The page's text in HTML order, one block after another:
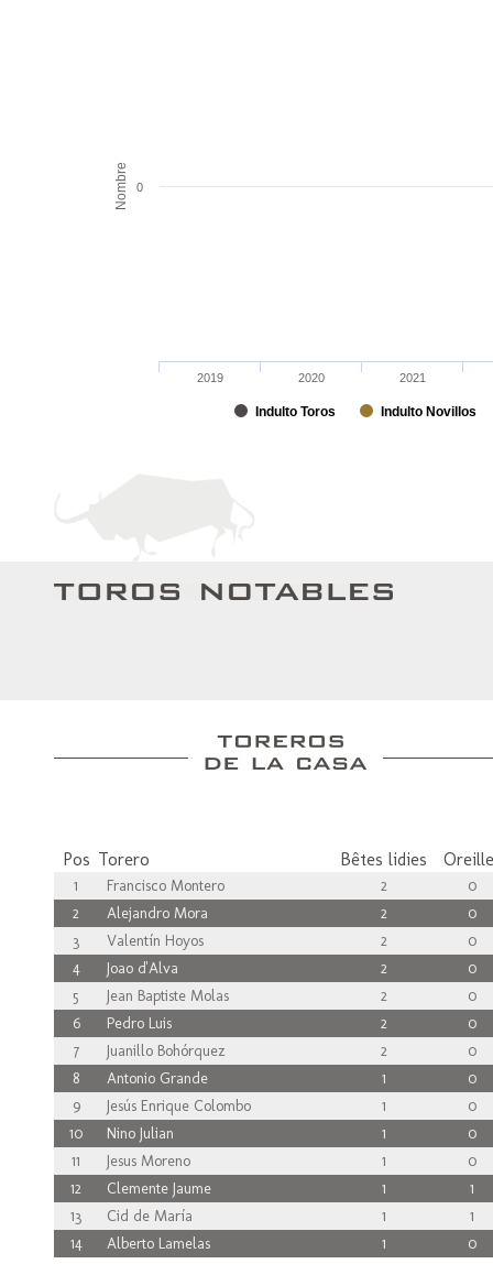
Nombre
Indulto Toros Indulto Novillos
2019 2020 2021
0
Pos Torero Bêtes lidies
1 Francisco Montero 2
0
2
Alejandro Mora 2
0
3
Valentín Hoyos 2
0
4
Joao d'Alva 2
0
5
Jean Baptiste Molas 2
0
6
Pedro Luis 2
0
7
Juanillo Bohórquez 2
0
8
Antonio Grande 1
0
9
Jesús Enrique Colombo 1
0
10
Nino Julian 1
0
11
Jesus Moreno 1
0
12
Clemente Jaume 1
1
13
Cid de María 1
1
14
Alberto Lamelas 1 0